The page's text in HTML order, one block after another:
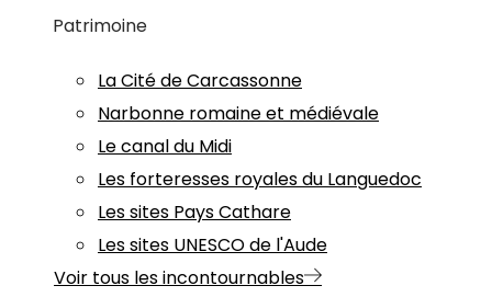
Patrimoine
La Cité de Carcassonne
Narbonne romaine et médiévale
Le canal du Midi
Les forteresses royales du Languedoc
Les sites Pays Cathare
Les sites UNESCO de l'Aude
Voir tous les incontournables